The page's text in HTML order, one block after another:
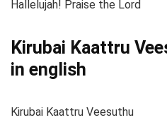
Hallelujah! Praise the Lord
Kirubai Kaattru
in english
Kirubai Kaattru Veesuthu